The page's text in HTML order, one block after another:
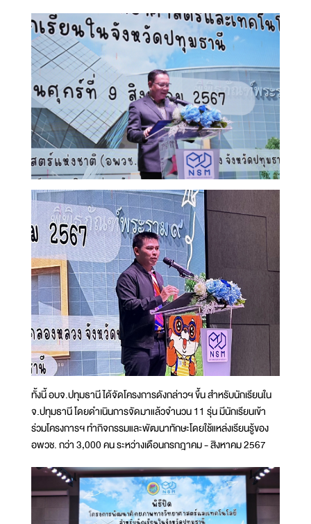
ทั้งนี้ อบจ.ปทุมธานี ได้จัดโครงการดังกล่าวฯ ขึ้น สำหรับนักเรียนใน
จ.ปทุมธานี โดยดำเนินการจัดมาแล้วจำนวน 11 รุ่น มีนักเรียนเข้า
ร่วมโครงการฯ ทำกิจกรรมและพัฒนาทักษะโดยใช้แหล่งเรียนรู้ของ
อพวช. กว่า 3,000 คน ระหว่างเดือนกรกฎาคม - สิงหาคม 2567